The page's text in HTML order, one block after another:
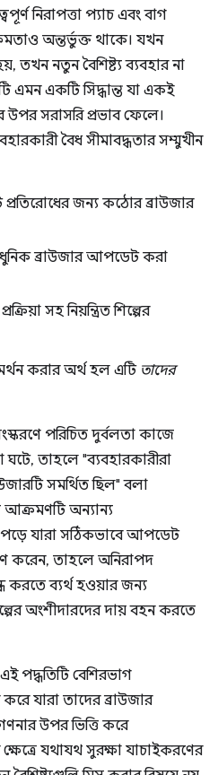
নিরাপত্তা প্যাচ এবং বাগ
অন্তর্ভুক্ত থাকে। যখন
তখন নতুন বৈশিষ্ট্য ব্যবহার না
এমন একটি সিদ্ধান্ত যা একই
উপর সরাসরি প্রভাব ফেলে।
বৈধ সীমাবদ্ধতার সম্মুখীন
জন্য কঠোর ব্রাউজার
ব্রাউজার আপডেট করা
সহ নিয়ন্ত্রিত শিল্পের
করার অর্থ হল এটি তাদের
পরিচিত দুর্বলতা কাজে
ঘটে, তাহলে "ব্যবহারকারীরা
সমর্থিত ছিল" বলা
আক্রমণটি অন্যান্য
পড়ে যারা সঠিকভাবে আপডেট
করেন, তাহলে অনিরাপদ
করতে ব্যর্থ হওয়ার জন্য
অংশীদারদের দায় বহন করতে
পদ্ধতিটি বেশিরভাগ
যারা তাদের ব্রাউজার
উপর ভিত্তি করে
যথাযথ সুরক্ষা যাচাইকরণের